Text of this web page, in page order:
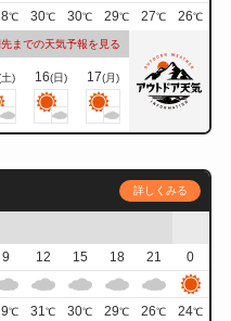
℃ 30℃ 30℃ 29℃ 27℃ 26℃
までの天気予報を見る
) 16(日) 17(月)
詳しくみる
9 12 15 18 21
0
℃ 31℃ 30℃ 29℃ 26℃ 24℃